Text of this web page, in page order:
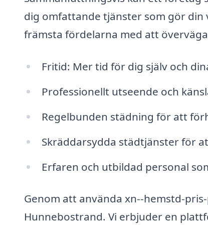
dig omfattande tjänster som gör din
främsta fördelarna med att
Fritid: Mer tid för dig själv och
Professionellt utseende och
Regelbunden städning för att
Skräddarsydda städtjänster för
Erfaren och utbildad personal
Genom att använda xn--hemstd-
Hunnebostrand. Vi erbjuder en